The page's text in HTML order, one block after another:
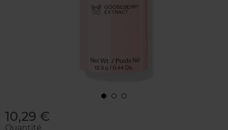
10,29 €
Quantité